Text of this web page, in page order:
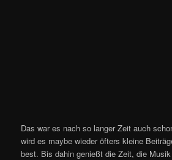
Das war es nach so langer Zeit auch
wird es maybe wieder öfters kleine
best. Bis dahin genießt die Zeit, die